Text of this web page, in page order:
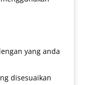
yang anda
disesuaikan